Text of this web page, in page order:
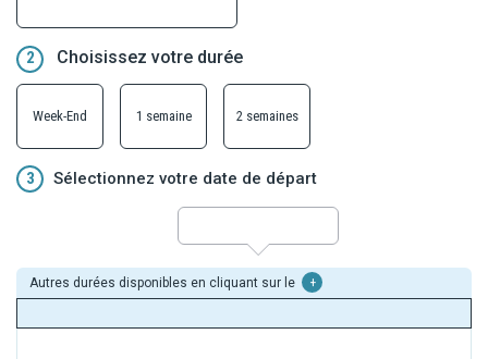
2 Choisissez votre durée
Week-End 1 semaine 2 semaines
3 Sélectionnez votre date de départ
Autres durées disponibles en cliquant sur le +